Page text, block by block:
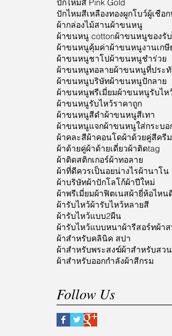
ปักไหมสี Pink Gold
ปักไหมสีเหลืองทองผูกโบว์ผู้เชือ
ผ้ากล่องไม้สานผ้าขนหนู
ผ้าขนหนู cottonผ้าขนหนูของรั
ผ้าขนหนูคุ้มค่าผ้าขนหนูงานเก
ผ้าขนหนูชาโปผ้าขนหนูชำร่วย
ผ้าขนหนูทอลายผ้าขนหนูที่ประทั
ผ้าขนหนูบริษัทผ้าขนหนูปักลาย
ผ้าขนหนูพรีเมี่ยมผ้าขนหนูรับไห
ผ้าขนหนูรับไหว้ราคาถูก
ผ้าขนหนูสีดำผ้าขนหนูสีเทา
ผ้าขนหนูแจกผ้าขนหนูใส่กระบอ
ผ้าคละสีผ้าคอนโดผ้าด้วยคู่สีครีม
ผ้าด้ายคู่ผ้าด้ายเดี่ยวผ้าติดtag
ผ้าติดสติกเกอร์ผ้าทอลาย
ผ้าที่ดีควรเป็นอยน่างไรผ้านาโน
ผ้าบริษัทผ้าปักโลโก้ผ้าปีใหม่
ผ้าพรีเมี่ยมผ้าฟิตเนสผ้ายี่ห้อไหน
ผ้ารับไหว้ผ้ารับไหว้หลายสี
ผ้ารับไหว้แบบ2ผืน
ผ้ารับไหว้แบบหนาผ้ารีสอร์ทผ้า
ผ้าสำหรับคลินิค สปา
ผ้าสำหรับพระสงฆ์ผ้าสำหรับสว
ผ้าสำหรับออกกำลังผ้าสีกรม
Follow Us